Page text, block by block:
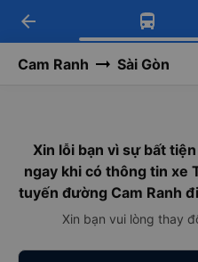
Tải app
Nhận ưu đãi
Tải app
-30k/ghế khi
arrow_back
Cam Ranh Sài Gòn
Xin lỗi bạn vì sự bất
ngay khi có thông tin xe
tuyến đường Cam Ranh
Xin bạn vui lòng thay